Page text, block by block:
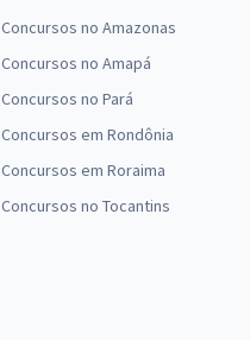
Concursos no Amazonas
Concursos no Amapá
Concursos no Pará
Concursos em Rondônia
Concursos em Roraima
Concursos no Tocantins